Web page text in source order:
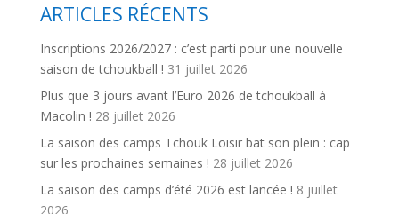
ARTICLES RÉCENTS
Inscriptions 2026/2027 : c’est parti pour une nouvelle
saison de tchoukball ! 31 juillet 2026
Plus que 3 jours avant l’Euro 2026 de tchoukball à
Macolin ! 28 juillet 2026
La saison des camps Tchouk Loisir bat son plein : cap
sur les prochaines semaines ! 28 juillet 2026
La saison des camps d’été 2026 est lancée ! 8 juillet
2026